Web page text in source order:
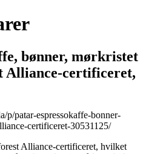
bønner, mørkristet
Alliance-certificeret,
p/patar-espressokaffe-bonner-
certificeret-30531125/
Alliance-certificeret, hvilket